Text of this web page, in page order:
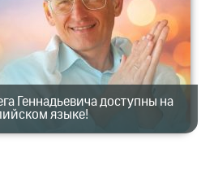
Геннадьевича доступны на
языке!